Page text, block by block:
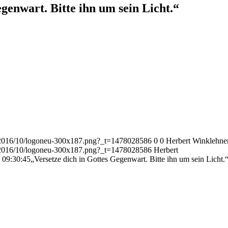
Bitte ihn um sein Licht.“
10/logoneu-300x187.png?_t=1478028586 0 0 Herbert
10/logoneu-300x187.png?_t=1478028586 Herbert
09:30:45„Versetze dich in Gottes Gegenwart. Bitte ihn um sein Licht.“